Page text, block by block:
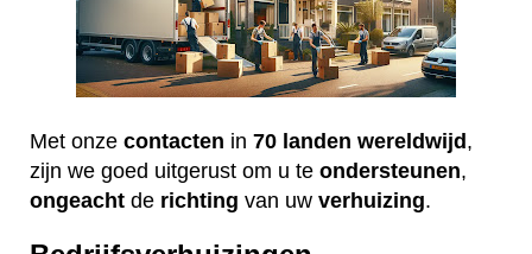
Met onze contacten in 70 landen wereldwijd,
zijn we goed uitgerust om u te ondersteunen,
ongeacht de richting van uw verhuizing.